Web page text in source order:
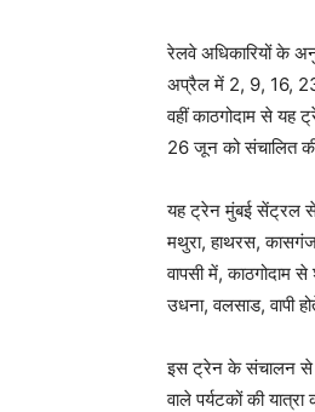
रेलवे अधिकारियों के
अप्रैल में 2, 9, 16,
वहीं काठगोदाम से
26 जून को संचालित
यह ट्रेन मुंबई सेंट्रल से
मथुरा, हाथरस,
वापसी में, काठगोदाम
उधना, वलसाड, वापी
इस ट्रेन के संचालन से
वाले पर्यटकों की